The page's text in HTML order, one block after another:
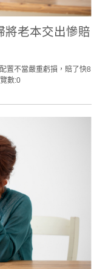
將老本交出慘賠
置不當嚴重虧損，賠了快8
數:0